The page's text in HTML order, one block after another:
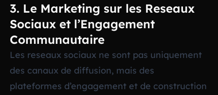
3. Le Marketing sur les Reseaux
Sociaux et l’Engagement
Communautaire
Les reseaux sociaux ne sont pas uniquement
des canaux de diffusion, mais des
plateformes d’engagement et de construction